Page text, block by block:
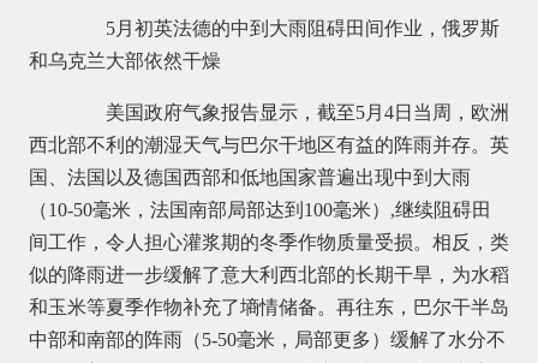
5月初英法德的中到大雨阻碍田间作业，俄罗斯
和乌克兰大部依然干燥
美国政府气象报告显示，截至5月4日当周，欧洲
西北部不利的潮湿天气与巴尔干地区有益的阵雨并存。英
国、法国以及德国西部和低地国家普遍出现中到大雨
（10-50毫米，法国南部局部达到100毫米）,继续阻碍田
间工作，令人担心灌浆期的冬季作物质量受损。相反，类
似的降雨进一步缓解了意大利西北部的长期干旱，为水稻
和玉米等夏季作物补充了墒情储备。再往东，巴尔干半岛
中部和南部的阵雨（5-50毫米，局部更多）缓解了水分不